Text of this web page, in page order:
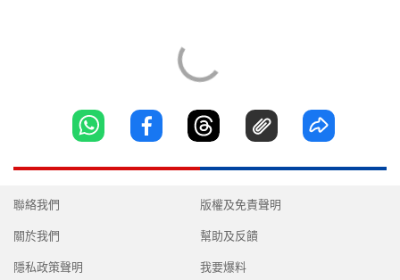
聯絡我們
關於我們
隱私政策聲明
版權及免責聲明
幫助及反饋
我要爆料